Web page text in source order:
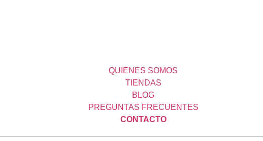
QUIENES SOMOS
TIENDAS
BLOG
PREGUNTAS FRECUENTES
CONTACTO